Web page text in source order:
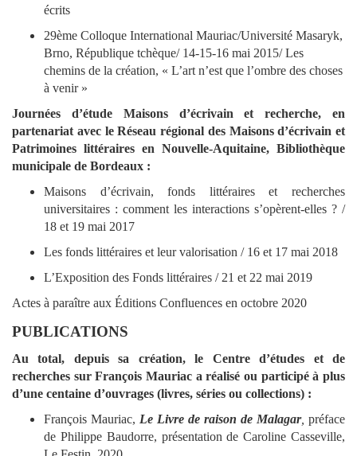
écrits
29ème Colloque International Mauriac/Université Masaryk,
Brno, République tchèque/ 14-15-16 mai 2015/ Les
chemins de la création, « L’art n’est que l’ombre des choses
à venir »
Journées d’étude Maisons d’écrivain et recherche, en
partenariat avec le Réseau régional des Maisons d’écrivain et
Patrimoines littéraires en Nouvelle-Aquitaine, Bibliothèque
municipale de Bordeaux :
Maisons d’écrivain, fonds littéraires et recherches
universitaires : comment les interactions s’opèrent-elles ? /
18 et 19 mai 2017
Les fonds littéraires et leur valorisation / 16 et 17 mai 2018
L’Exposition des Fonds littéraires / 21 et 22 mai 2019
Actes à paraître aux Éditions Confluences en octobre 2020
PUBLICATIONS
Au total, depuis sa création, le Centre d’études et de
recherches sur François Mauriac a réalisé ou participé à plus
d’une centaine d’ouvrages (livres, séries ou collections) :
François Mauriac, Le Livre de raison de Malagar, préface
de Philippe Baudorre, présentation de Caroline Casseville,